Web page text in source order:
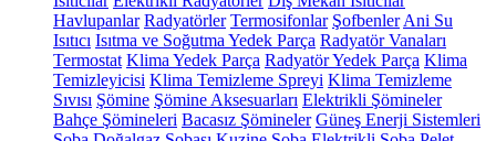
Havlupanlar Radyatörler Termosifonlar Şofbenler Ani Su
Isıtıcı Isıtma ve Soğutma Yedek Parça Radyatör Vanaları
Termostat Klima Yedek Parça Radyatör Yedek Parça Klima
Temizleyicisi Klima Temizleme Spreyi Klima Temizleme
Sıvısı Şömine Şömine Aksesuarları Elektrikli Şömineler
Bahçe Şömineleri Bacasız Şömineler Güneş Enerji Sistemleri